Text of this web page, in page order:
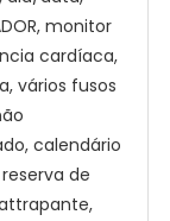
monitor
cardíaca,
vários fusos
calendário
de